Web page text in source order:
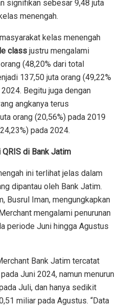
signifikan sebesar 9,48 juta
menengah.
kelas menengah
class justru mengalami
(48,20% dari total
137,50 juta orang (49,22%
Begitu juga dengan
angkanya terus
orang (20,56%) pada 2019
pada 2024.
QRIS di Bank Jatim
ini terlihat jelas dalam
dipantau oleh Bank Jatim.
Busrul Iman, mengungkapkan
mengalami penurunan
periode Juni hingga Agustus
Bank Jatim tercatat
Juni 2024, namun menurun
Juli, dan hanya sedikit
miliar pada Agustus. “Data